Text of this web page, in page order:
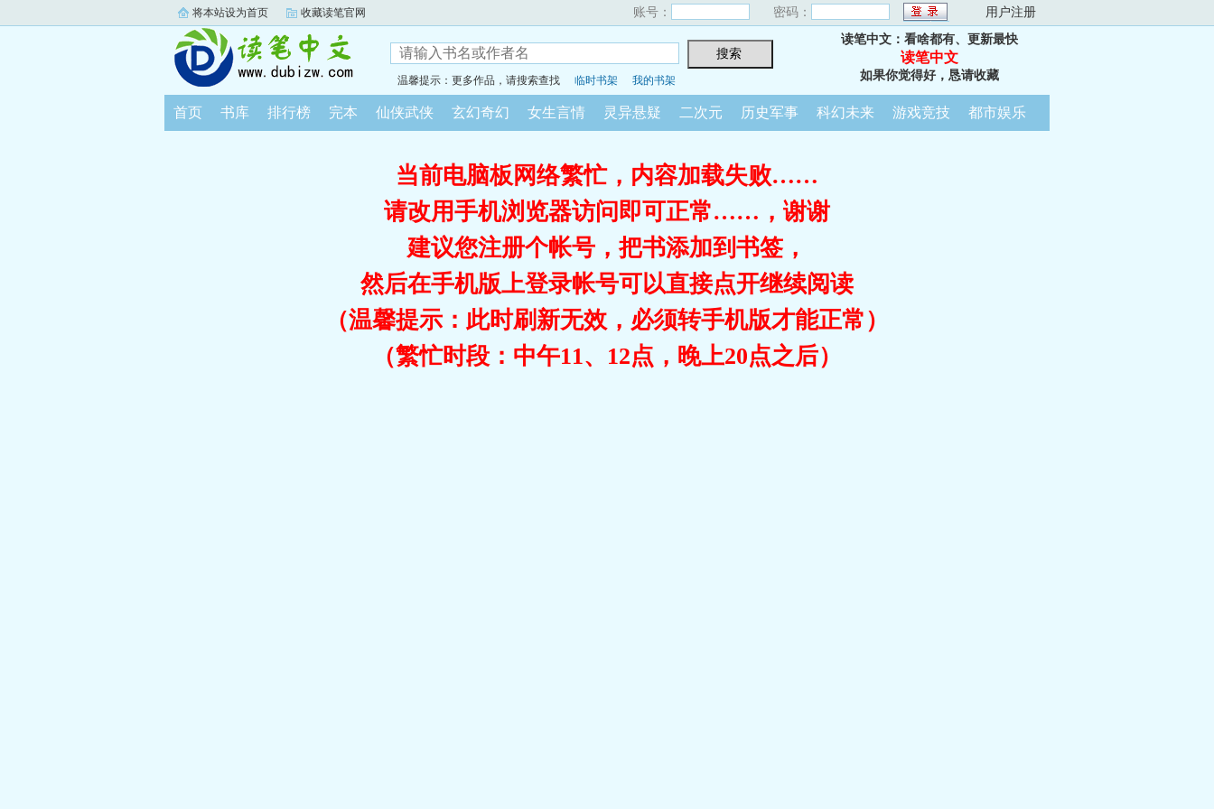
将本站设为首页 收藏读笔官网 账号： 密码： 用户注册
温馨提示：更多作品，请搜索查找 临时书架 我的书架
读笔中文：看啥都有、更新最快
读笔中文
如果你觉得好，恳请收藏
首页 书库 排行榜 完本 仙侠武侠 玄幻奇幻 女生言情 灵异悬疑 二次元 历史军事 科幻未来 游戏竞技 都市娱乐
当前电脑板网络繁忙，内容加载失败……
请改用手机浏览器访问即可正常……，谢谢
建议您注册个帐号，把书添加到书签，
然后在手机版上登录帐号可以直接点开继续阅读
（温馨提示：此时刷新无效，必须转手机版才能正常）
（繁忙时段：中午11、12点，晚上20点之后）